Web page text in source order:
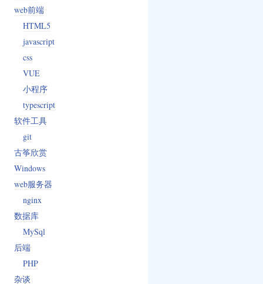
web前端
HTML5
javascript
css
VUE
小程序
typescript
软件工具
git
古筝欣赏
Windows
web服务器
nginx
数据库
MySql
后端
PHP
杂谈